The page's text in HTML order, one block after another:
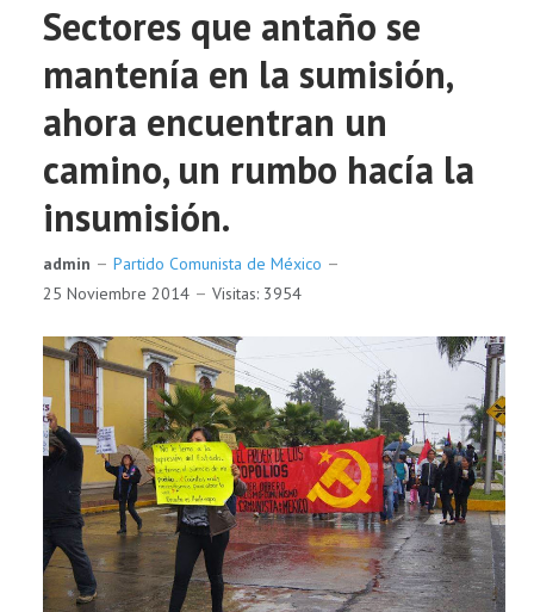
Sectores que antaño se
mantenía en la sumisión,
ahora encuentran un
camino, un rumbo hacía la
insumisión.
admin
Partido Comunista de México
25 Noviembre 2014
Visitas: 3954